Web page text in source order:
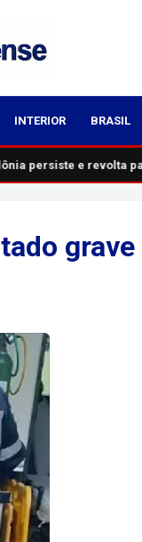
INTERIOR BRASIL
persiste e revolta
grave